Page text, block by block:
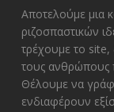
Αποτελούμε μια
ριζοσπαστικών
τρέχουμε το site,
τους ανθρώπους
Θέλουμε να
ενδιαφέρουν